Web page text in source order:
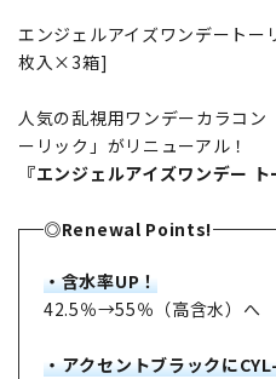
エンジェルアイズワンデート
枚入×3箱]
人気の乱視用ワンデーカラコン
ーリック」がリニューアル！
『エンジェルアイズワンデー ト
◎Renewal Points!
・含水率UP！
42.5％→55％（高含水）へ
・アクセントブラックに